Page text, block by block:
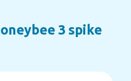
3 spike